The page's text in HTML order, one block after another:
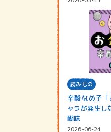
読みもの
辛酸なめ子
ャラが発生し
醐味
2026-06-24